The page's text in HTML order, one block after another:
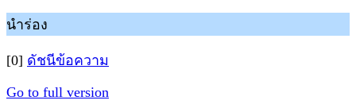
นำร่อง
[0] ดัชนีข้อความ
Go to full version